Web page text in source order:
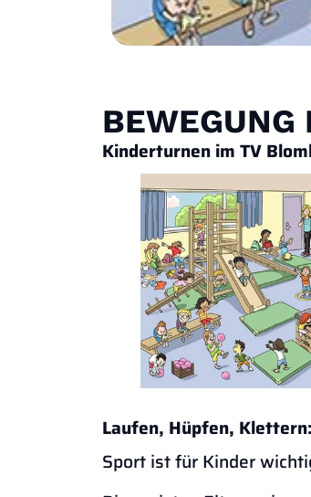
BEWEGUNG
Kinderturnen im TV
Laufen, Hüpfen,
Sport ist für Kinder